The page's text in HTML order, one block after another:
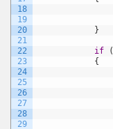
18
19
20
21
22
23
24
25
26
27
28
29
}
if (
{